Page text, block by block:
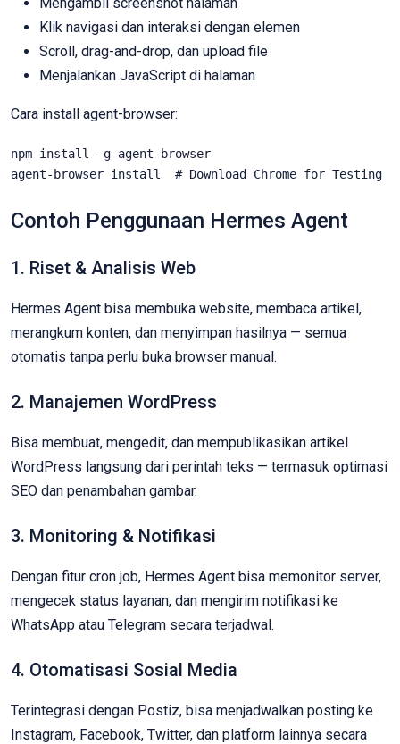
Klik navigasi dan interaksi dengan elemen
Scroll, drag-and-drop, dan upload file
Menjalankan JavaScript di halaman
Cara install agent-browser:
npm install -g agent-browser
agent-browser install  # Download Chrome for Testing
Contoh Penggunaan Hermes Agent
1. Riset & Analisis Web
Hermes Agent bisa membuka website, membaca artikel,
merangkum konten, dan menyimpan hasilnya — semua
otomatis tanpa perlu buka browser manual.
2. Manajemen WordPress
Bisa membuat, mengedit, dan mempublikasikan artikel
WordPress langsung dari perintah teks — termasuk optimasi
SEO dan penambahan gambar.
3. Monitoring & Notifikasi
Dengan fitur cron job, Hermes Agent bisa memonitor server,
mengecek status layanan, dan mengirim notifikasi ke
WhatsApp atau Telegram secara terjadwal.
4. Otomatisasi Sosial Media
Terintegrasi dengan Postiz, bisa menjadwalkan posting ke
Instagram, Facebook, Twitter, dan platform lainnya secara